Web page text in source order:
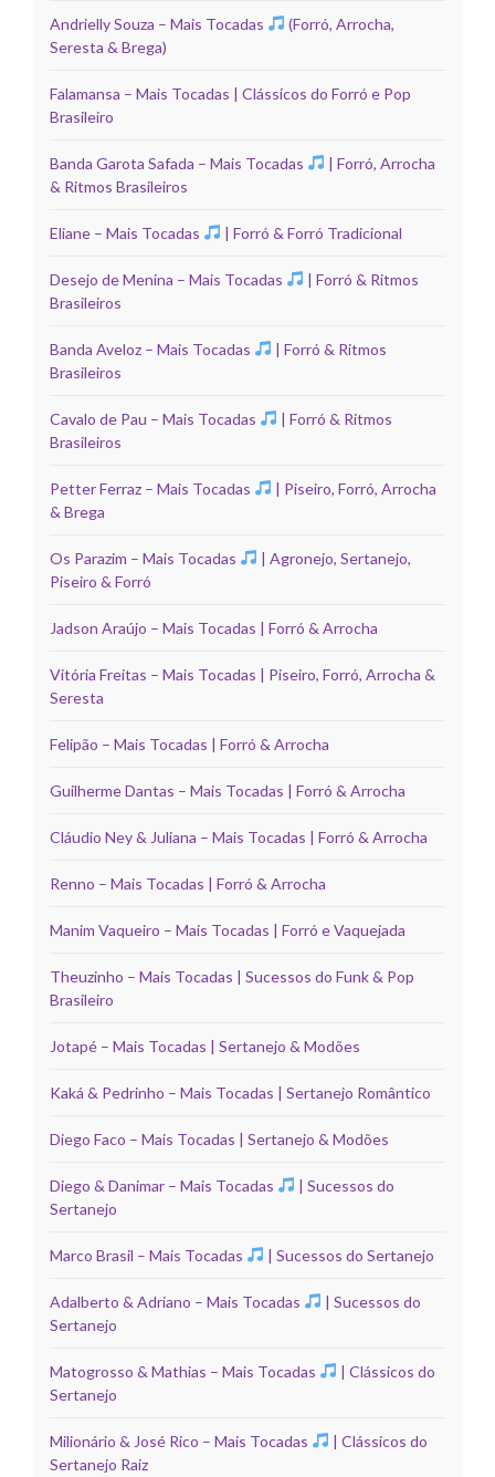
Andrielly Souza – Mais Tocadas
(Forró, Arrocha,
Seresta & Brega)
Falamansa – Mais Tocadas | Clássicos do Forró e Pop
Brasileiro
Banda Garota Safada – Mais Tocadas
| Forró, Arrocha
& Ritmos Brasileiros
Eliane – Mais Tocadas | Forró & Forró Tradicional
Desejo de Menina – Mais Tocadas
| Forró & Ritmos
Brasileiros
Banda Aveloz – Mais Tocadas
| Forró & Ritmos
Brasileiros
Cavalo de Pau – Mais Tocadas
| Forró & Ritmos
Brasileiros
Petter Ferraz – Mais Tocadas
| Piseiro, Forró, Arrocha
& Brega
Os Parazim – Mais Tocadas
| Agronejo, Sertanejo,
Piseiro & Forró
Jadson Araújo – Mais Tocadas | Forró & Arrocha
Vitória Freitas – Mais Tocadas | Piseiro, Forró, Arrocha &
Seresta
Felipão – Mais Tocadas | Forró & Arrocha
Guilherme Dantas – Mais Tocadas | Forró & Arrocha
Cláudio Ney & Juliana – Mais Tocadas | Forró & Arrocha
Renno – Mais Tocadas | Forró & Arrocha
Manim Vaqueiro – Mais Tocadas | Forró e Vaquejada
Theuzinho – Mais Tocadas | Sucessos do Funk & Pop
Brasileiro
Jotapé – Mais Tocadas | Sertanejo & Modões
Kaká & Pedrinho – Mais Tocadas | Sertanejo Romântico
Diego Faco – Mais Tocadas | Sertanejo & Modões
Diego & Danimar – Mais Tocadas
| Sucessos do
Sertanejo
Marco Brasil – Mais Tocadas | Sucessos do Sertanejo
Adalberto & Adriano – Mais Tocadas
| Sucessos do
Sertanejo
Matogrosso & Mathias – Mais Tocadas
| Clássicos do
Sertanejo
Milionário & José Rico – Mais Tocadas
| Clássicos do
Sertanejo Raiz